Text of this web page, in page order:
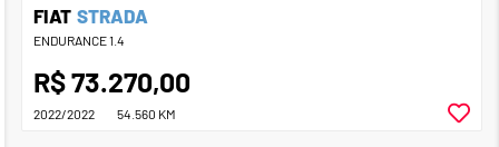
FIAT STRADA
ENDURANCE 1.4
R$ 73.270,00
2022/2022 54.560 KM